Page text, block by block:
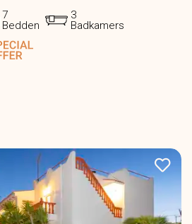
7
Bedden
3
Badkamers